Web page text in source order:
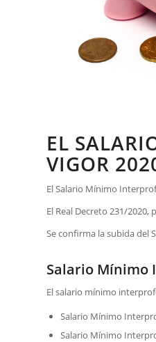
EL
VIGOR
El Salario Mínimo
El Real Decreto 231/
Se confirma la subida del
Salario Mínimo
El salario mínimo
Salario Mínimo
Salario Mínimo